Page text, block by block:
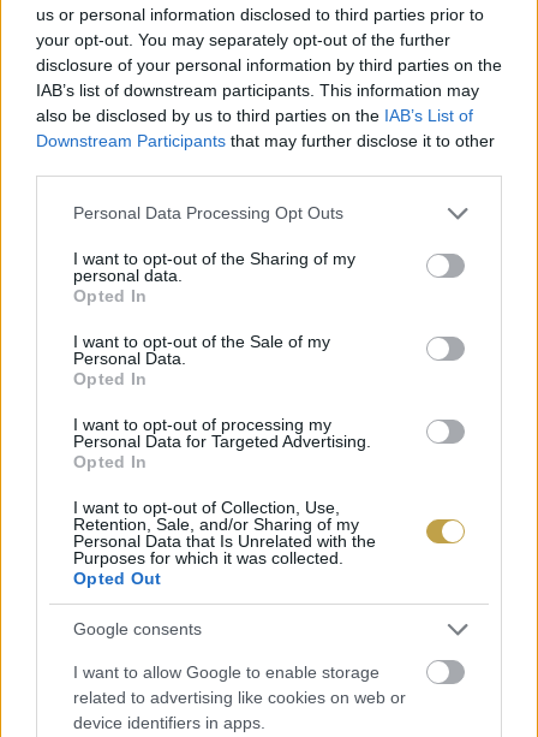
us or personal information disclosed to third parties prior to
your opt-out. You may separately opt-out of the further
disclosure of your personal information by third parties on the
IAB’s list of downstream participants. This information may
also be disclosed by us to third parties on the IAB’s List of
Downstream Participants that may further disclose it to other
Please note that this website/app uses one or more Google
not limited to your visit or usage behaviour. You may click to
grant or deny consent to Google and its third-party tags to
use your data for below specified purposes in below Google
consent section.
Personal Data Processing Opt Outs
I want to opt-out of the Sharing of my
personal data.
Opted In
I want to opt-out of the Sale of my
Personal Data.
Opted In
I want to opt-out of processing my
Personal Data for Targeted Advertising.
Opted In
I want to opt-out of Collection, Use,
Retention, Sale, and/or Sharing of my
Personal Data that Is Unrelated with the
Purposes for which it was collected.
Opted Out
Google consents
I want to allow Google to enable storage
related to advertising like cookies on web or
device identifiers in apps.
MIRE KELL ODAFIGYELNI A
MEDVEHAGYMA SZEDÉSE
SORÁN?
A medvehagyma szezonja februártól április
végéig tart, utána virágzik, de célszerű még a
virágzás előtt szedni levelét.Fontos azonban,
hogy a növényt nem szabad összetéveszteni a
gyöngyvirággal, a foltos kontyvirággal és az őszi
hasonlítanak a medvehagymáéra, de ez utóbbiak
óvatosnak lenni, hiszen mindhárom fajjal együtt
tud élni a medvehagyma. A gyöngyvirág ugyan
később bújik elő, de még bőven a medvehagyma
szezonban. A foltos kontyvirág teljesen együtt
hajt időben és térben is, és bizony a kicsi levelek
helyen azt írják, hogy kizárólag réti faj, pedig
előfordul ligetesebb erdőkben is.